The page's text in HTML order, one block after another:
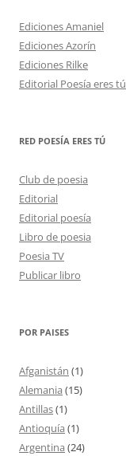
Ediciones Amaniel
Ediciones Azorín
Ediciones Rilke
Editorial Poesía eres tú
RED POESÍA ERES TÚ
Club de poesia
Editorial
Editorial poesía
Libro de poesia
Poesia TV
Publicar libro
POR PAISES
Afganistán (1)
Alemania (15)
Antillas(1)
Antioquía (1)
Argentina (24)